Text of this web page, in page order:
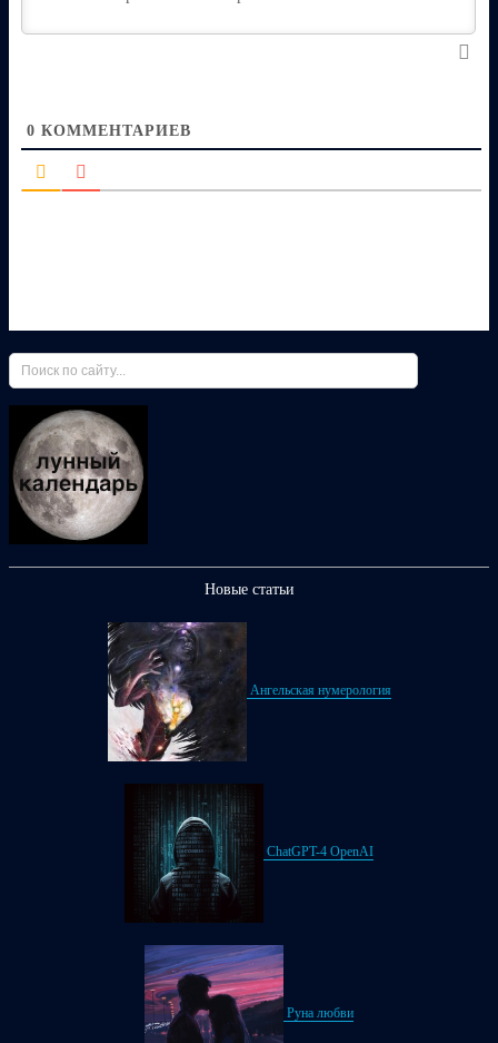
0 КОММЕНТАРИЕВ
Новые статьи
Ангельская нумерология
ChatGPT-4 OpenAI
Руна любви